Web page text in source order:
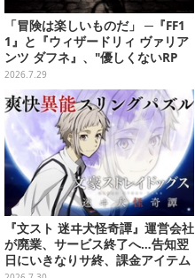
「冒険は楽しいものだ」 ─『FF1
1』と『ウィザードリィ ヴァリア
ンツ ダフネ』、"優しくないRP
G"の沼にどっぷり沈んだ4人の話
2026.7.29
『文スト 迷ヰ犬怪奇譚』運営会社
が廃業、サービス終了へ…告知翌
日にいきなりサ終、課金アイテム